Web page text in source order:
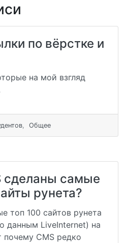
по вёрстке и
на мой взгляд
, Общее
сделаны самые
рунета?
топ 100 сайтов рунета
данным LiveInternet) на
почему CMS редко